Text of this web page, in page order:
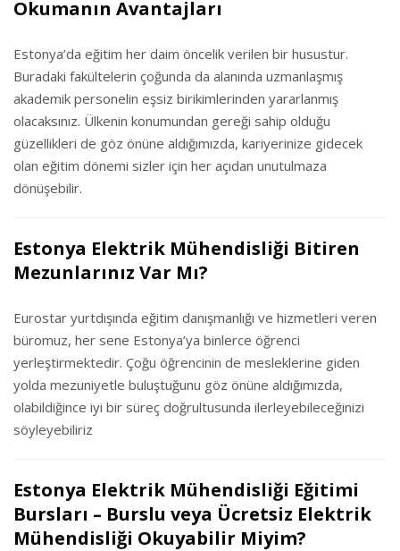
Okumanın Avantajları
Estonya’da eğitim her daim öncelik verilen bir husustur.
Buradaki fakültelerin çoğunda da alanında uzmanlaşmış
akademik personelin eşsiz birikimlerinden yararlanmış
olacaksınız. Ülkenin konumundan gereği sahip olduğu
güzellikleri de göz önüne aldığımızda, kariyerinize gidecek
olan eğitim dönemi sizler için her açıdan unutulmaza
dönüşebilir.
Estonya Elektrik Mühendisliği Bitiren
Mezunlarınız Var Mı?
Eurostar yurtdışında eğitim danışmanlığı ve hizmetleri veren
büromuz, her sene Estonya’ya binlerce öğrenci
yerleştirmektedir. Çoğu öğrencinin de mesleklerine giden
yolda mezuniyetle buluştuğunu göz önüne aldığımızda,
olabildiğince iyi bir süreç doğrultusunda ilerleyebileceğinizi
söyleyebiliriz
Estonya Elektrik Mühendisliği Eğitimi
Bursları – Burslu veya Ücretsiz Elektrik
Mühendisliği Okuyabilir Miyim?